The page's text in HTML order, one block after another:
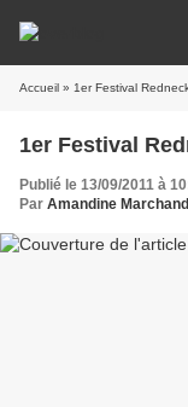
Accueil » 1er Festival
1er Festival
Publié le 13/09/2011 à
Par Amandine Marchand